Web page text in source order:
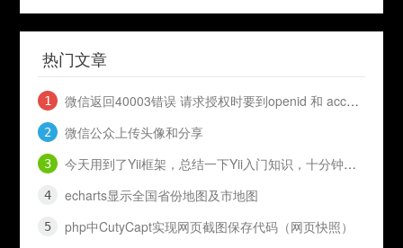
热门文章
微信返回40003错误 请求授权时要到openid 和 access_token
微信公众上传头像和分享
今天用到了Yii框架，总结一下Yii入门知识，十分钟入门Yii
echarts显示全国省份地图及市地图
php中CutyCapt实现网页截图保存代码（网页快照）